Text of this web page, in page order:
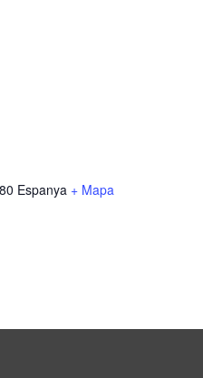
Espanya + Mapa